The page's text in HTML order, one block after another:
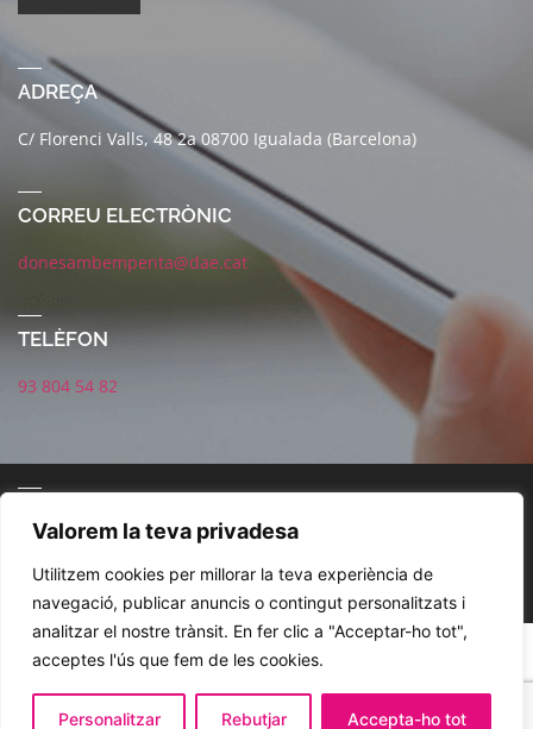
Valorem la teva privadesa
Utilitzem cookies per millorar la teva experiència de
navegació, publicar anuncis o contingut personalitzats i
analitzar el nostre trànsit. En fer clic a "Acceptar-ho tot",
acceptes l'ús que fem de les cookies.
Personalitzar Rebutjar Accepta-ho tot
ADREÇA
C/ Florenci Valls, 48 2a 08700 Igualada (Barcelona)
CORREU ELECTRÒNIC
donesambempenta@dae.cat
TELÈFON
93 804 54 82
POLÍTICA DE XARXES SOCIALSAVÍS LEGALPOLÍTICA DE PRIVACITAT
© 2021. DAE. Dones amb Empenta . Disseny Jordi Magaña